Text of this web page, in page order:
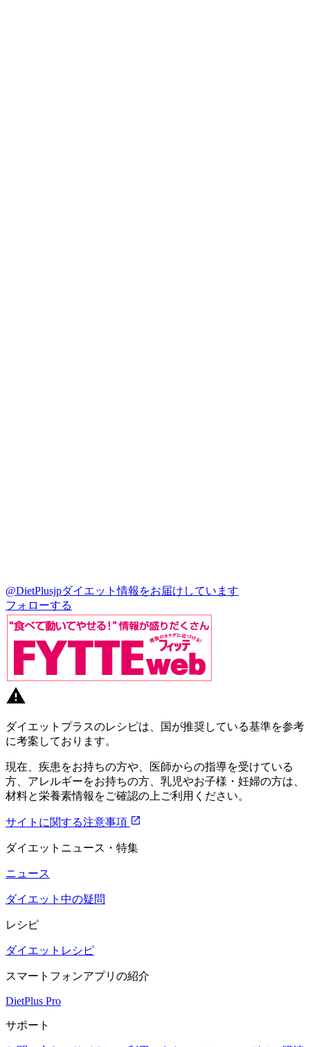
@DietPlusjpダイエット情報をお届けしています
フォローする
ダイエットプラスのレシピは、国が推奨している基準を参考
に考案しております。
現在、疾患をお持ちの方や、医師からの指導を受けている
方、アレルギーをお持ちの方、乳児やお子様・妊婦の方は、
材料と栄養素情報をご確認の上ご利用ください。
サイトに関する注意事項
ダイエットニュース・特集
ニュース
ダイエット中の疑問
レシピ
ダイエットレシピ
スマートフォンアプリの紹介
DietPlus Pro
サポート